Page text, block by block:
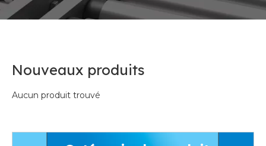
Nouveaux produits
Aucun produit trouvé